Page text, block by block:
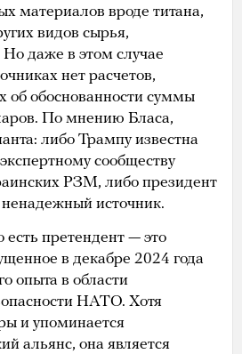
материалов вроде титана,
видов сырья,
Но даже в этом случае
нет расчетов,
об обоснованности суммы
По мнению Бласа,
либо Трампу известна
сообществу
РЗМ, либо президент
источник.
есть претендент — это
в декабре 2024 года
опыта в области
НАТО. Хотя
и упоминается
альянс, она является